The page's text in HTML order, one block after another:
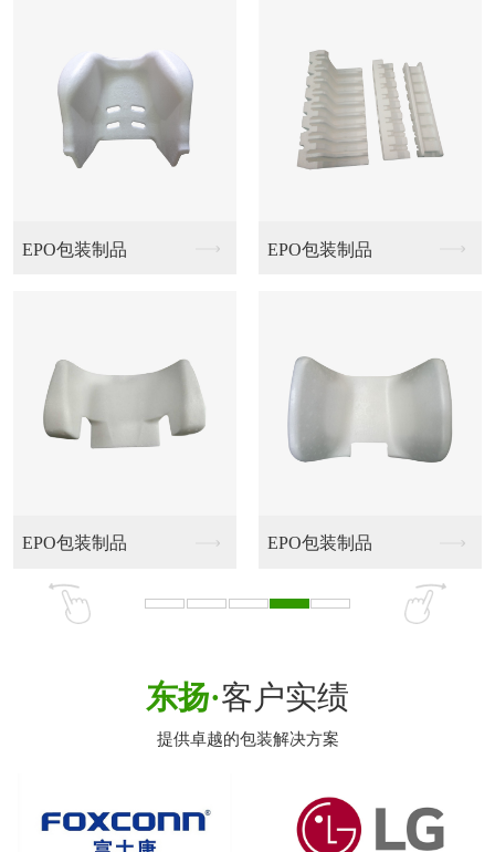
头盔包装制品 头盔包装制品
头盔包装制品 头盔包装制品
东扬·客户实绩
提供卓越的包装解决方案